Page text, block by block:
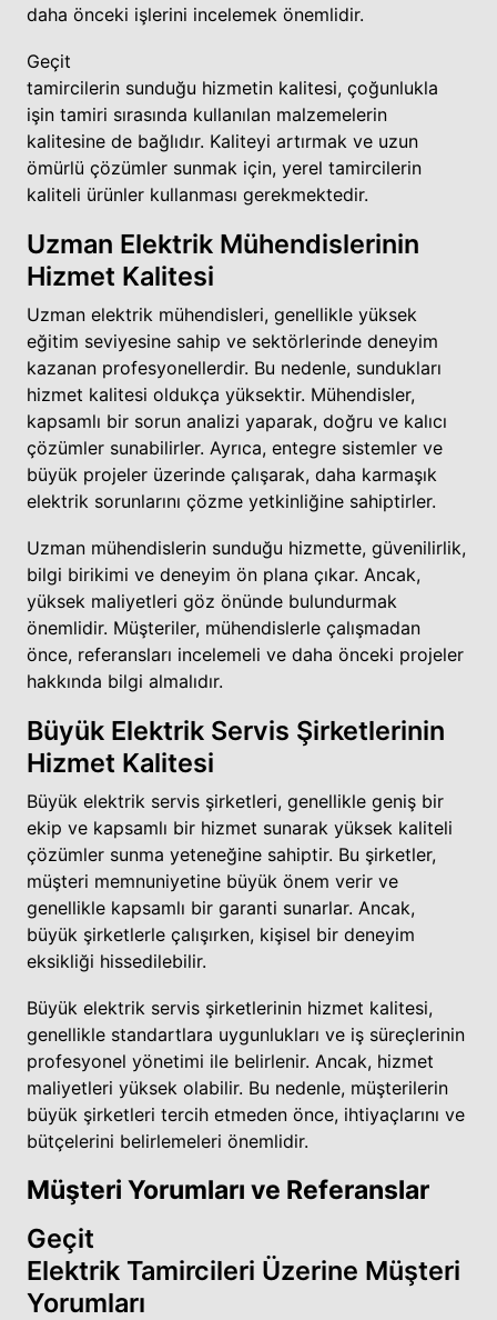
daha önceki işlerini incelemek önemlidir.
Geçit
tamircilerin sunduğu hizmetin kalitesi, çoğunlukla
işin tamiri sırasında kullanılan malzemelerin
kalitesine de bağlıdır. Kaliteyi artırmak ve uzun
ömürlü çözümler sunmak için, yerel tamircilerin
kaliteli ürünler kullanması gerekmektedir.
Uzman Elektrik Mühendislerinin
Hizmet Kalitesi
Uzman elektrik mühendisleri, genellikle yüksek
eğitim seviyesine sahip ve sektörlerinde deneyim
kazanan profesyonellerdir. Bu nedenle, sundukları
hizmet kalitesi oldukça yüksektir. Mühendisler,
kapsamlı bir sorun analizi yaparak, doğru ve kalıcı
çözümler sunabilirler. Ayrıca, entegre sistemler ve
büyük projeler üzerinde çalışarak, daha karmaşık
elektrik sorunlarını çözme yetkinliğine sahiptirler.
Uzman mühendislerin sunduğu hizmette, güvenilirlik,
bilgi birikimi ve deneyim ön plana çıkar. Ancak,
yüksek maliyetleri göz önünde bulundurmak
önemlidir. Müşteriler, mühendislerle çalışmadan
önce, referansları incelemeli ve daha önceki projeler
hakkında bilgi almalıdır.
Büyük Elektrik Servis Şirketlerinin
Hizmet Kalitesi
Büyük elektrik servis şirketleri, genellikle geniş bir
ekip ve kapsamlı bir hizmet sunarak yüksek kaliteli
çözümler sunma yeteneğine sahiptir. Bu şirketler,
müşteri memnuniyetine büyük önem verir ve
genellikle kapsamlı bir garanti sunarlar. Ancak,
büyük şirketlerle çalışırken, kişisel bir deneyim
eksikliği hissedilebilir.
Büyük elektrik servis şirketlerinin hizmet kalitesi,
genellikle standartlara uygunlukları ve iş süreçlerinin
profesyonel yönetimi ile belirlenir. Ancak, hizmet
maliyetleri yüksek olabilir. Bu nedenle, müşterilerin
büyük şirketleri tercih etmeden önce, ihtiyaçlarını ve
bütçelerini belirlemeleri önemlidir.
Müşteri Yorumları ve Referanslar
Geçit
Elektrik Tamircileri Üzerine Müşteri
Yorumları